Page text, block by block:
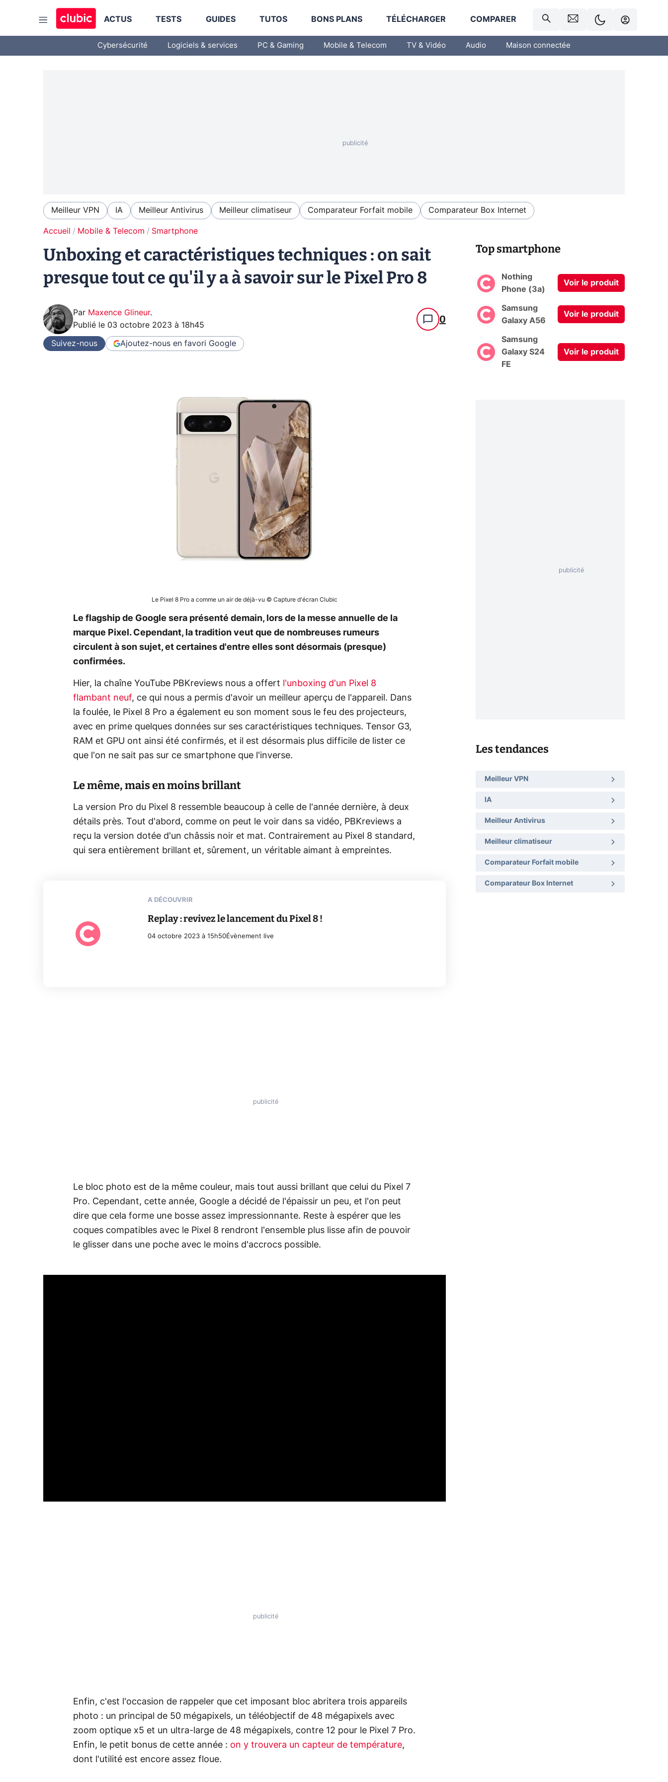
ACTUS TESTS GUIDES TUTOS BONS PLANS TÉLÉCHARGER COMPARER
Cybersécurité Logiciels & services PC & Gaming Mobile & Telecom TV & Vidéo Audio Maison connectée
Meilleur VPN IA Meilleur Antivirus Meilleur climatiseur Comparateur Forfait mobile Comparateur Box Internet
Accueil Mobile & Telecom Smartphone
Unboxing et caractéristiques techniques : on sait
presque tout ce qu'il y a à savoir sur le Pixel Pro 8
Par Maxence Glineur.
Publié le 03 octobre 2023 à 18h45 0
Suivez-nous Ajoutez-nous en favori Google
Le Pixel 8 Pro a comme un air de déjà-vu © Capture d'écran Clubic
Le flagship de Google sera présenté demain, lors de la messe annuelle de la
marque Pixel. Cependant, la tradition veut que de nombreuses rumeurs
circulent à son sujet, et certaines d'entre elles sont désormais (presque)
confirmées.
Hier, la chaîne YouTube PBKreviews nous a offert
l'unboxing d'un Pixel 8
flambant neuf, ce qui nous a permis d'avoir un meilleur aperçu de l'appareil. Dans
la foulée, le Pixel 8 Pro a également eu son moment sous le feu des projecteurs,
avec en prime quelques données sur ses caractéristiques techniques. Tensor G3,
RAM et GPU ont ainsi été confirmés, et il est désormais plus difficile de lister ce
que l'on ne sait pas sur ce smartphone que l'inverse.
Le même, mais en moins brillant
La version Pro du Pixel 8 ressemble beaucoup à celle de l'année dernière, à deux
détails près. Tout d'abord, comme on peut le voir dans sa vidéo, PBKreviews a
reçu la version dotée d'un châssis noir et mat. Contrairement au Pixel 8 standard,
qui sera entièrement brillant et, sûrement, un véritable aimant à empreintes.
A DÉCOUVRIR
Replay : revivez le lancement du Pixel 8 !
04 octobre 2023 à 15h50Évènement live
Le bloc photo est de la même couleur, mais tout aussi brillant que celui du Pixel 7
Pro. Cependant, cette année, Google a décidé de l'épaissir un peu, et l'on peut
dire que cela forme une bosse assez impressionnante. Reste à espérer que les
coques compatibles avec le Pixel 8 rendront l'ensemble plus lisse afin de pouvoir
le glisser dans une poche avec le moins d'accrocs possible.
Enfin, c'est l'occasion de rappeler que cet imposant bloc abritera trois appareils
photo : un principal de 50 mégapixels, un téléobjectif de 48 mégapixels avec
zoom optique x5 et un ultra-large de 48 mégapixels, contre 12 pour le Pixel 7 Pro.
Enfin, le petit bonus de cette année : on y trouvera un capteur de température,
dont l'utilité est encore assez floue.
Top smartphone
Nothing
Phone (3a)
Voir le produit
Samsung
Galaxy A56
Voir le produit
Samsung
Galaxy S24
FE
Voir le produit
Les tendances
Meilleur VPN
IA
Meilleur Antivirus
Meilleur climatiseur
Comparateur Forfait mobile
Comparateur Box Internet